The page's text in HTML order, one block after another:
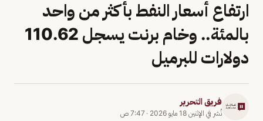
ارتفاع أسعار النفط بأكثر من واحد
بالمئة.. وخام برنت يسجل 110.62
دولارات للبرميل
فريق التحرير
نُشر في الإثنين 18 مايو 2026 · 7:47 ص